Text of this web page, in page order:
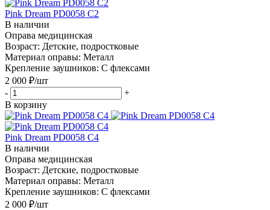
Pink Dream PD0058 C2
В наличии
Оправа медицинская
Возраст: Детские, подростковые
Материал оправы: Металл
Крепление заушников: С флексами
2 000 ₽/шт
-
+
В корзину
Pink Dream PD0058 C4
В наличии
Оправа медицинская
Возраст: Детские, подростковые
Материал оправы: Металл
Крепление заушников: С флексами
2 000 ₽/шт